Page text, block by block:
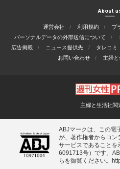
About
運営会社 利用規約
プ
パーソナルデータの外部送信について
広告掲載
ニュース提供先 タレコミ
お問い合わせ
主婦と
主婦と生活社関
ABJマークは、この電
が、著作権者からコン
サービスであることを
6091713号）です。
らを御覧ください。